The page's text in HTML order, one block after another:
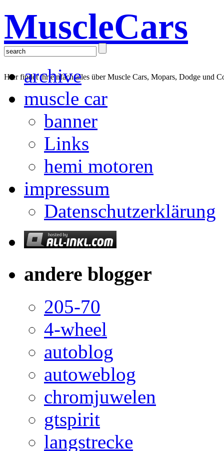
MuscleCars
Hier findet ihr einfach alles über Muscle Cars, Mopars, Dodge und
archive
muscle car
banner
Links
hemi motoren
impressum
Datenschutzerklärung
andere blogger
205-70
4-wheel
autoblog
autoweblog
chromjuwelen
gtspirit
langstrecke